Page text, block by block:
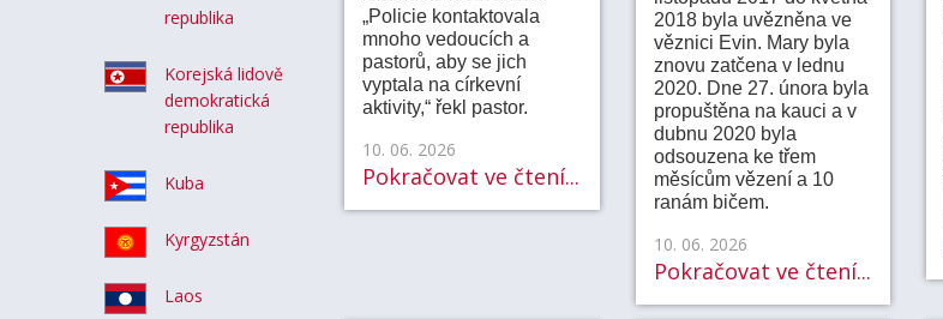
republika
Korejská lidově
demokratická
republika
Kuba
Kyrgyzstán
Laos
„Policie kontaktovala
mnoho vedoucích a
pastorů, aby se jich
vyptala na církevní
aktivity,“ řekl pastor.
10. 06. 2026
Pokračovat ve čtení...
2018 byla uvězněna ve
věznici Evin. Mary byla
znovu zatčena v lednu
2020. Dne 27. února byla
propuštěna na kauci a v
dubnu 2020 byla
odsouzena ke třem
měsícům vězení a 10
ranám bičem.
10. 06. 2026
Pokračovat ve čtení...